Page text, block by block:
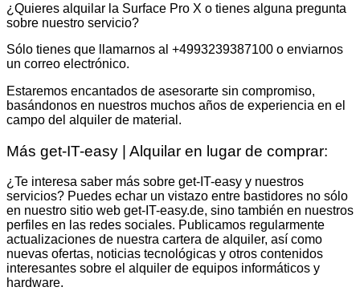
¿Quieres alquilar la Surface Pro X o tienes alguna pregunta
sobre nuestro servicio?
Sólo tienes que llamarnos al +4993239387100 o enviarnos
un correo electrónico.
Estaremos encantados de asesorarte sin compromiso,
basándonos en nuestros muchos años de experiencia en el
campo del alquiler de material.
Más get-IT-easy | Alquilar en lugar de comprar:
¿Te interesa saber más sobre get-IT-easy y nuestros
servicios? Puedes echar un vistazo entre bastidores no sólo
en nuestro sitio web get-IT-easy.de, sino también en nuestros
perfiles en las redes sociales. Publicamos regularmente
actualizaciones de nuestra cartera de alquiler, así como
nuevas ofertas, noticias tecnológicas y otros contenidos
interesantes sobre el alquiler de equipos informáticos y
hardware.